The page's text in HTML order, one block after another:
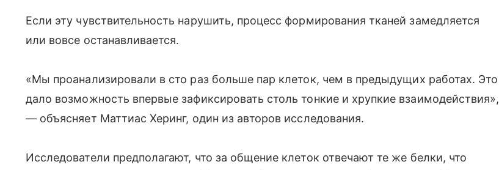
Если эту чувствительность нарушить, процесс формирования тканей замедляется
или вовсе останавливается.
«Мы проанализировали в сто раз больше пар клеток, чем в предыдущих работах. Это
дало возможность впервые зафиксировать столь тонкие и хрупкие взаимодействия»,
— объясняет Маттиас Херинг, один из авторов исследования.
Исследователи предполагают, что за общение клеток отвечают те же белки, что